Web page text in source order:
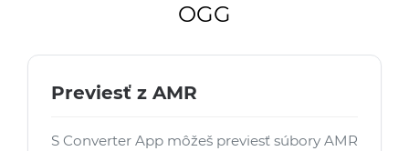
OGG
Previesť z AMR
S Converter App môžeš previesť súbory AMR